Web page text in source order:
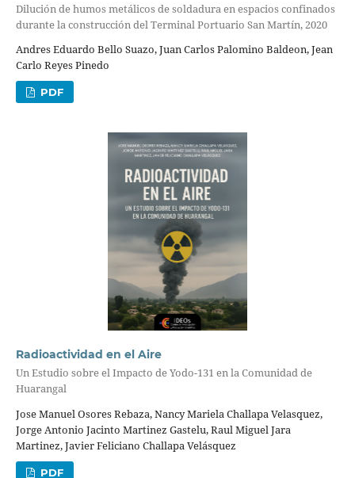
Dilución de humos metálicos de soldadura en espacios confinados
durante la construcción del Terminal Portuario San Martín, 2020
Andres Eduardo Bello Suazo, Juan Carlos Palomino Baldeon, Jean
Carlo Reyes Pinedo
PDF
Radioactividad en el Aire
Un Estudio sobre el Impacto de Yodo-131 en la Comunidad de
Huarangal
Jose Manuel Osores Rebaza, Nancy Mariela Challapa Velasquez,
Jorge Antonio Jacinto Martinez Gastelu, Raul Miguel Jara
Martinez, Javier Feliciano Challapa Velásquez
PDF